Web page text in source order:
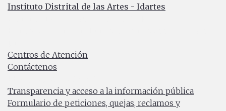
Instituto Distrital de las Artes - Idartes
Centros de Atención
Contáctenos
Transparencia y acceso a la información pública
Formulario de peticiones, quejas, reclamos y